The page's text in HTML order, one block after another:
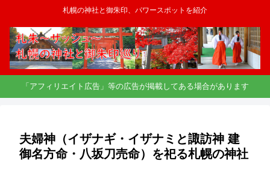
札幌の神社と御朱印、パワースポットを紹介
「アフィリエイト広告」等の広告が掲載してある場合があります
夫婦神（イザナギ・イザナミと諏訪神 建
御名方命・八坂刀売命）を祀る札幌の神社